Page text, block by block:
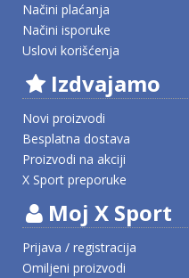
Načini plaćanja
Načini isporuke
Uslovi korišćenja
Izdvajamo
Novi proizvodi
Besplatna dostava
Proizvodi na akciji
X Sport preporuke
Moj X Sport
Prijava / registracija
Omiljeni proizvodi